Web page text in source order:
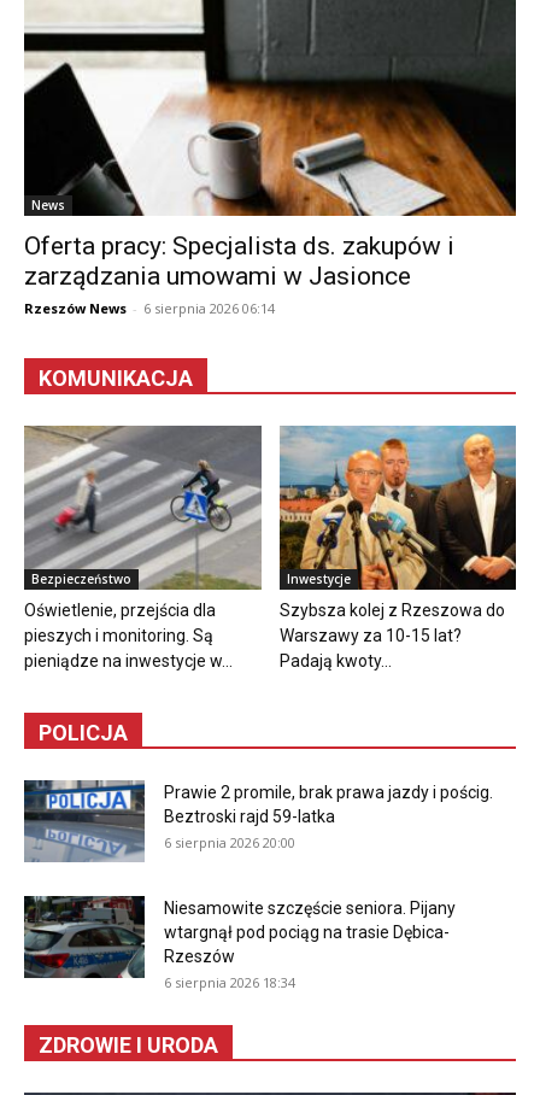
News
Oferta pracy: Specjalista ds. zakupów i
zarządzania umowami w Jasionce
Rzeszów News - 6 sierpnia 2026 06:14
KOMUNIKACJA
Bezpieczeństwo
Oświetlenie, przejścia dla
pieszych i monitoring. Są
pieniądze na inwestycje w...
Inwestycje
Szybsza kolej z Rzeszowa do
Warszawy za 10-15 lat?
Padają kwoty...
POLICJA
Prawie 2 promile, brak prawa jazdy i pościg.
Beztroski rajd 59-latka
6 sierpnia 2026 20:00
Niesamowite szczęście seniora. Pijany
wtargnął pod pociąg na trasie Dębica-
Rzeszów
6 sierpnia 2026 18:34
ZDROWIE I URODA